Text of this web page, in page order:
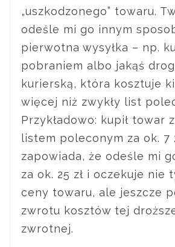
„uszkodzonego” towaru.
odeśle mi go innym
pierwotna wysyłka – np.
pobraniem albo jakąś
kurierską, która kosztuje
więcej niż zwykły list
Przykładowo: kupił towar
listem poleconym za ok. 7
zapowiada, że odeśle mi
za ok. 25 zł i oczekuje nie
ceny towaru, ale jeszcze
zwrotu kosztów tej
zwrotnej.